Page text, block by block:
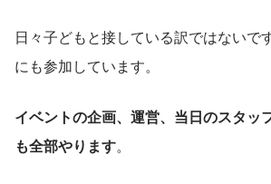
日々子どもと接している訳ではないで
にも参加しています。
イベントの企画、運営、当日のスタッ
も全部やります。